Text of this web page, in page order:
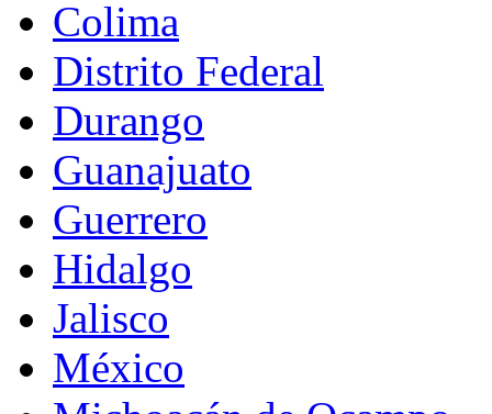
Colima
Distrito Federal
Durango
Guanajuato
Guerrero
Hidalgo
Jalisco
México